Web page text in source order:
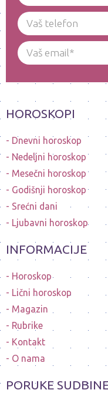
HOROSKOPI
Dnevni horoskop
Nedeljni horoskop
Mesečni horoskop
Godišnji horoskop
Srećni dani
Ljubavni horoskop
INFORMACIJE
Horoskop
Lični horoskop
Magazin
Rubrike
Kontakt
O nama
PORUKE